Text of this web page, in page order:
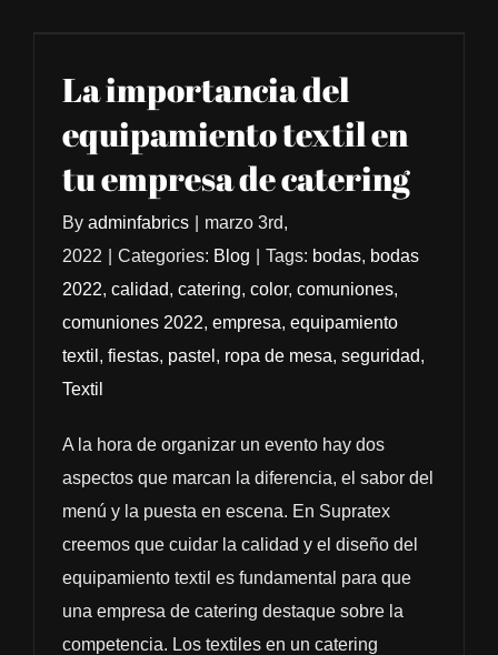
La importancia del
equipamiento textil en
tu empresa de catering
By adminfabrics
marzo 3rd,
2022
Categories: Blog Tags: bodas, bodas
2022, calidad, catering, color, comuniones,
comuniones 2022, empresa, equipamiento
textil , fiestas, pastel , ropa de mesa, seguridad,
Textil
A la hora de organizar un evento hay dos
aspectos que marcan la diferencia, el sabor del
menú y la puesta en escena. En Supratex
creemos que cuidar la calidad y el diseño del
equipamiento textil es fundamental para que
una empresa de catering destaque sobre la
competencia. Los textiles en un catering